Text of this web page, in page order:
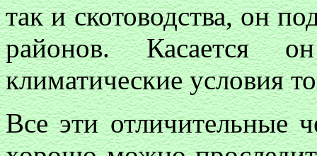
так и скотоводства, он
районов. Касается
климатические условия
Все эти отличительные